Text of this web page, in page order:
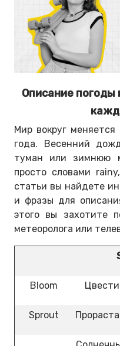
Описание погоды
Мир вокруг
года. Весенний
туман или зимнюю
просто словами
статьи вы найдете
и фразы для
этого вы захотите
метеоролога или
Bloom Цвести
Sprout